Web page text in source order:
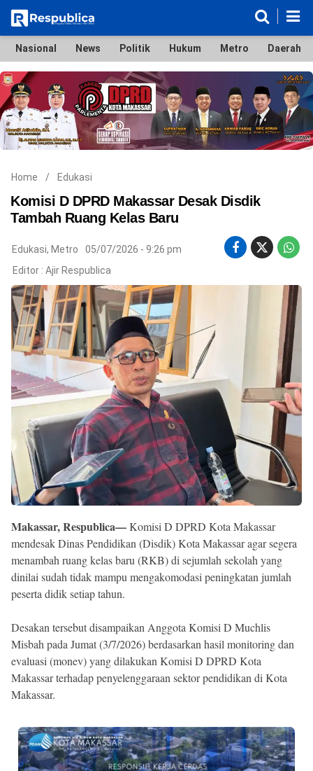
Nasional
News
Politik
Hukum
Metro
Daerah
Ekonomi & Bisnis
Lifestyle
Otomotif
Bola & Sport
Edukasi
Tokoh
Hiburan
©
Copyright
2026
Respublica
.
All
Right
Reserved
Nasional News Politik Hukum Metro Daerah
Home / Edukasi
Komisi D DPRD Makassar Desak Disdik
Tambah Ruang Kelas Baru
Edukasi, Metro
05/07/2026 - 9:26 pm
Editor : Ajir Respublica
Makassar, Respublica—Komisi D DPRD Kota Makassar
mendesak Dinas Pendidikan (Disdik) Kota Makassar agar segera
menambah ruang kelas baru (RKB) di sejumlah sekolah yang
dinilai sudah tidak mampu mengakomodasi peningkatan jumlah
peserta didik setiap tahun.
Desakan tersebut disampaikan Anggota Komisi D Muchlis
Misbah pada Jumat (3/7/2026) berdasarkan hasil monitoring dan
evaluasi (monev) yang dilakukan Komisi D DPRD Kota
Makassar terhadap penyelenggaraan sektor pendidikan di Kota
Makassar.